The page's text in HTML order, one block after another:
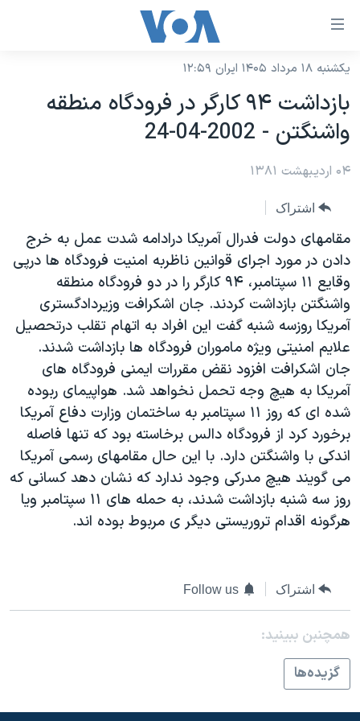
لینکهای
دسترسی
جهش
محتوای
اصلی
جهش
صفحه
اصلی
جهش
به
جستجو
نسخه سبک وب‌سایت
موضوع ها
ایران
آمریکا
جهان
ورزشی
گزیده‌ها
ویژه برنامه‌ها
ویدیوها
فرهنگ و زندگی
حقوق شهروندی
اقتصادی
علم و فناوری
اسرائیل در جنگ
گالری عکس
برنامه های تلویزیونی
جدول برنامه ها
صفحه‌های ویژه
جام جهانی ۲۰۲۶
عملیات خشم حماسی
۲۵۰سالگی آمریکا
بایگانی برنامه‌های تلویزیونی
مستندها
انتخابات ریاست جمهوری آمریکا ۲۰۲۴
حمله جمهوری اسلامی به اسرائیل
رمز مهسا
ورزش زنان در ایران
اعتراضات زن، زندگی، آزادی
دادگاه حمید نوری
چهل سال گروگان‌گیری
قانون شفافیت دارائی کادر رهبری ایران
فرکانس‌های صدای آمریکا
پخش رادیویی
یادگیری زبان انگلیسی
دنبال کنید
زبانهای مختلف
یکشنبه ۱۸ مرداد ۱۴۰۵ ایران ۱۲:۵۹
بازداشت ۹۴ کارگر در فرودگاه منطقه
واشنگتن - 2002-04-24
۰۴ اردیبهشت ۱۳۸۱
اشتراک
مقامهای دولت فدرال آمريکا درادامه شدت عمل به خرج
دادن در مورد اجرای قوانين ناظربه امنيت فرودگاه ها درپی
وقايع ۱۱ سپتامبر، ۹۴ کارگر را در دو فرودگاه منطقه
واشنگتن بازداشت کردند. جان اشکرافت وزيردادگستری
آمريکا روزسه شنبه گفت اين افراد به اتهام تقلب درتحصيل
علايم امنيتی ويژه ماموران فرودگاه ها بازداشت شدند.
جان اشکرافت افزود نقض مقررات ايمنی فرودگاه های
آمريکا به هيچ وجه تحمل نخواهد شد. هواپيمای ربوده
شده ای که روز ۱۱ سپتامبر به ساختمان وزارت دفاع آمريکا
برخورد کرد از فرودگاه دالس برخاسته بود که تنها فاصله
اندکی با واشنگتن دارد. با اين حال مقامهای رسمی آمريکا
می گويند هيچ مدرکی وجود ندارد که نشان دهد کسانی که
روز سه شنبه بازداشت شدند، به حمله های ۱۱ سپتامبر ويا
هرگونه اقدام تروريستی ديگر ی مربوط بوده اند.
اشتراک Follow us
همچنبن ببینید:
گزيده‌ها